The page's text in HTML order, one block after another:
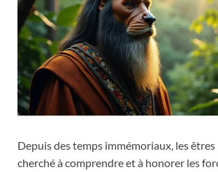
Depuis des temps immémoriaux, les
cherché à comprendre et à honorer les